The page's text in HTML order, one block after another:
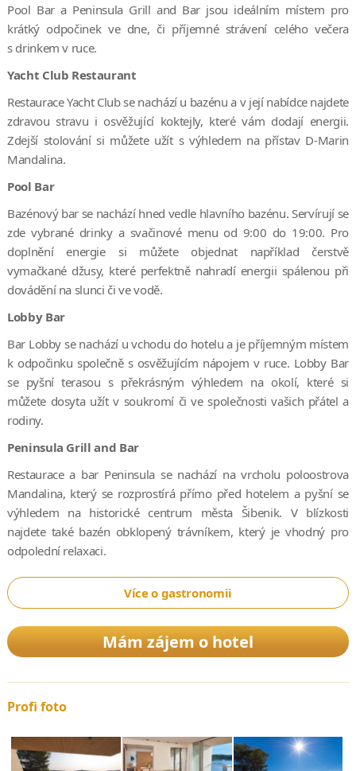
Pool Bar a Peninsula Grill and Bar jsou ideálním místem pro
krátký odpočinek ve dne, či příjemné strávení celého večera
s drinkem v ruce.
Yacht Club Restaurant
Restaurace Yacht Club se nachází u bazénu a v její nabídce najdete
zdravou stravu i osvěžující koktejly, které vám dodají energii.
Zdejší stolování si můžete užít s výhledem na přístav D-Marin
Mandalina.
Pool Bar
Bazénový bar se nachází hned vedle hlavního bazénu. Servírují se
zde vybrané drinky a svačinové menu od 9:00 do 19:00. Pro
doplnění energie si můžete objednat například čerstvě
vymačkané džusy, které perfektně nahradí energii spálenou při
dovádění na slunci či ve vodě.
Lobby Bar
Bar Lobby se nachází u vchodu do hotelu a je příjemným místem
k odpočinku společně s osvěžujícím nápojem v ruce. Lobby Bar
se pyšní terasou s překrásným výhledem na okolí, které si
můžete dosyta užít v soukromí či ve společnosti vašich přátel a
rodiny.
Peninsula Grill and Bar
Restaurace a bar Peninsula se nachází na vrcholu poloostrova
Mandalina, který se rozprostírá přímo před hotelem a pyšní se
výhledem na historické centrum města Šibenik. V blízkosti
najdete také bazén obklopený trávníkem, který je vhodný pro
odpolední relaxaci.
Více o gastronomii
Mám zájem o hotel
Profi foto